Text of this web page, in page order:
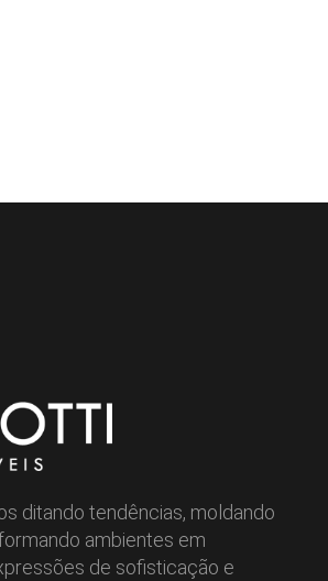
ditando tendências, moldando
ambientes em
de sofisticação e